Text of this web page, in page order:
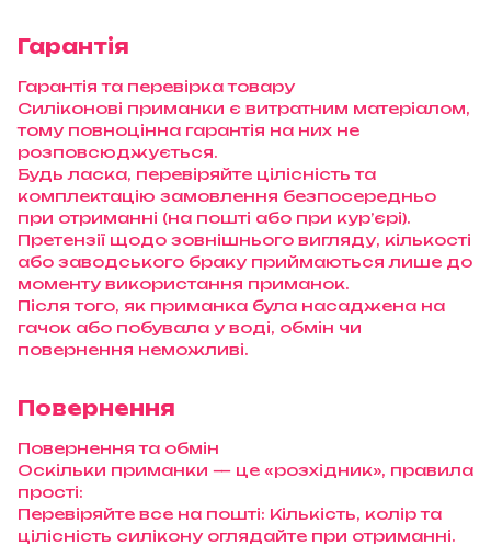
Гарантія
Гарантія та перевірка товару
Силіконові приманки є витратним матеріалом,
тому повноцінна гарантія на них не
розповсюджується.
Будь ласка, перевіряйте цілісність та
комплектацію замовлення безпосередньо
при отриманні (на пошті або при кур’єрі).
Претензії щодо зовнішнього вигляду, кількості
або заводського браку приймаються лише до
моменту використання приманок.
Після того, як приманка була насаджена на
гачок або побувала у воді, обмін чи
повернення неможливі.
Повернення
Повернення та обмін
Оскільки приманки — це «розхідник», правила
прості:
Перевіряйте все на пошті: Кількість, колір та
цілісність силікону оглядайте при отриманні.